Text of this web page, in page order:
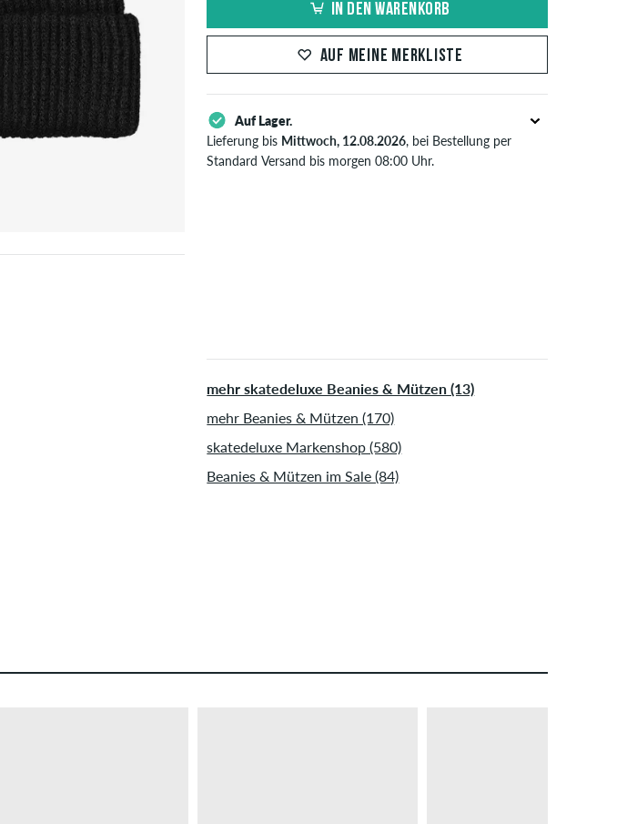
IN DEN WARENKORB
AUF MEINE MERKLISTE
Auf Lager.
Lieferung bis Mittwoch, 12.08.2026, bei Bestellung per
Standard Versand bis morgen 08:00 Uhr.
mehr skatedeluxe Beanies & Mützen (13)
mehr Beanies & Mützen (170)
skatedeluxe Markenshop (580)
Beanies & Mützen im Sale (84)